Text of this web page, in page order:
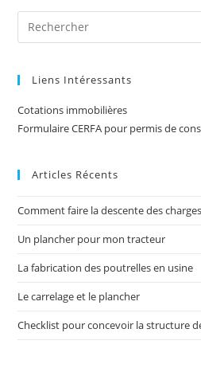
Liens Intéressants
Cotations immobilières
Formulaire CERFA pour permis de
Articles Récents
Comment faire la descente des
Un plancher pour mon tracteur
La fabrication des poutrelles en usine
Le carrelage et le plancher
Checklist pour concevoir la structure